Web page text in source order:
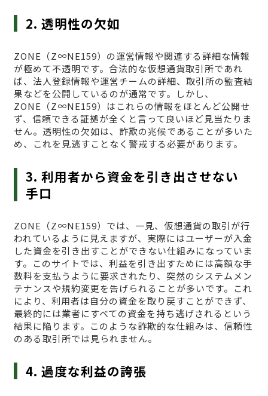
2. 透明性の欠如
ZONE（Z∞NE159）の運営情報や関連する詳細な情報
が極めて不透明です。合法的な仮想通貨取引所であれ
ば、法人登録情報や運営チームの詳細、取引所の監査結
果などを公開しているのが通常です。しかし、
ZONE（Z∞NE159）はこれらの情報をほとんど公開せ
ず、信頼できる証拠が全くと言って良いほど見当たりま
せん。透明性の欠如は、詐欺の兆候であることが多いた
め、これを見逃すことなく警戒する必要があります。
3. 利用者から資金を引き出させない
手口
ZONE（Z∞NE159）では、一見、仮想通貨の取引が行
われているように見えますが、実際にはユーザーが入金
した資金を引き出すことができない仕組みになっていま
す。このサイトでは、利益を引き出すためには高額な手
数料を支払うように要求されたり、突然のシステムメン
テナンスや規約変更を告げられることが多いです。これ
により、利用者は自分の資金を取り戻すことができず、
最終的には業者にすべての資金を持ち逃げされるという
結果に陥ります。このような詐欺的な仕組みは、信頼性
のある取引所では見られません。
4. 過度な利益の誇張